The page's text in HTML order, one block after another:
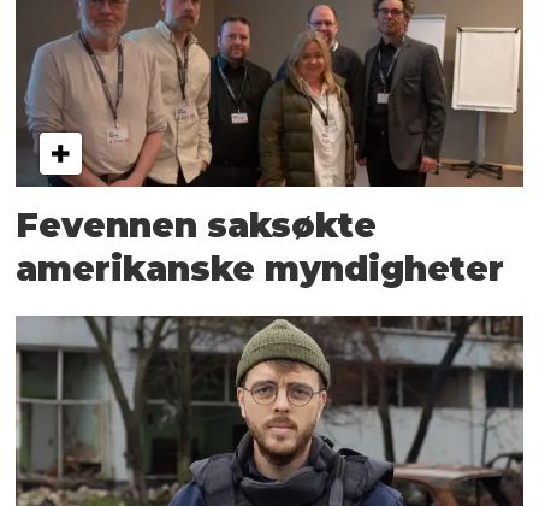
Fevennen saksøkte
amerikanske myndigheter